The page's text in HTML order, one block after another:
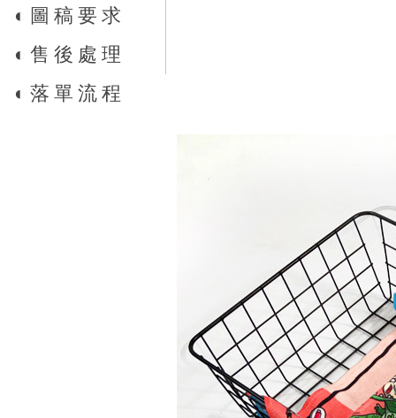
◐ 圖稿要求
◐ 售後處理
◐ 落單流程